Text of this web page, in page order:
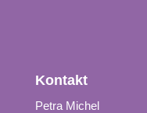
Kontakt
Petra Michel